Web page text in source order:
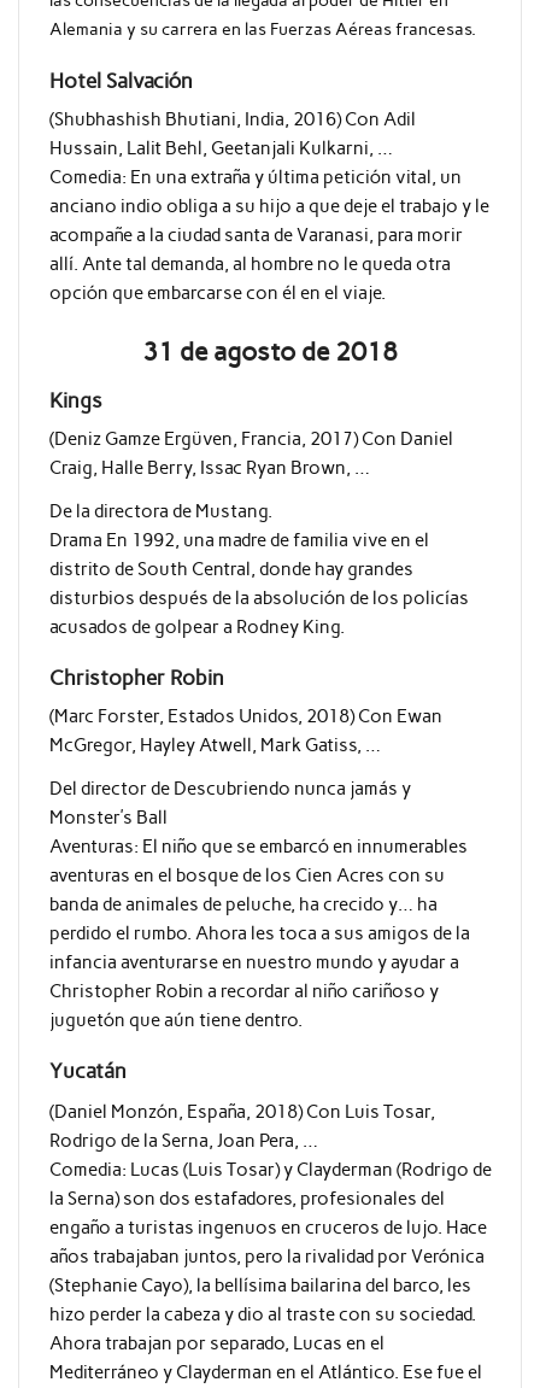
Alemania y su carrera en las Fuerzas Aéreas francesas.
Hotel Salvación
(Shubhashish Bhutiani, India, 2016) Con Adil
Hussain, Lalit Behl, Geetanjali Kulkarni, …
Comedia: En una extraña y última petición vital, un
anciano indio obliga a su hijo a que deje el trabajo y le
acompañe a la ciudad santa de Varanasi, para morir
allí. Ante tal demanda, al hombre no le queda otra
opción que embarcarse con él en el viaje.
31 de agosto de 2018
Kings
(Deniz Gamze Ergüven, Francia, 2017) Con Daniel
Craig, Halle Berry, Issac Ryan Brown, …
De la directora de Mustang.
Drama En 1992, una madre de familia vive en el
distrito de South Central, donde hay grandes
disturbios después de la absolución de los policías
acusados ​​de golpear a Rodney King.
Christopher Robin
(Marc Forster, Estados Unidos, 2018) Con Ewan
McGregor, Hayley Atwell, Mark Gatiss, …
Del director de Descubriendo nunca jamás y
Monster’s Ball
Aventuras: El niño que se embarcó en innumerables
aventuras en el bosque de los Cien Acres con su
banda de animales de peluche, ha crecido y… ha
perdido el rumbo. Ahora les toca a sus amigos de la
infancia aventurarse en nuestro mundo y ayudar a
Christopher Robin a recordar al niño cariñoso y
juguetón que aún tiene dentro.
Yucatán
(Daniel Monzón, España, 2018) Con Luis Tosar,
Rodrigo de la Serna, Joan Pera, …
Comedia: Lucas (Luis Tosar) y Clayderman (Rodrigo de
la Serna) son dos estafadores, profesionales del
engaño a turistas ingenuos en cruceros de lujo. Hace
años trabajaban juntos, pero la rivalidad por Verónica
(Stephanie Cayo), la bellísima bailarina del barco, les
hizo perder la cabeza y dio al traste con su sociedad.
Ahora trabajan por separado, Lucas en el
Mediterráneo y Clayderman en el Atlántico. Ese fue el